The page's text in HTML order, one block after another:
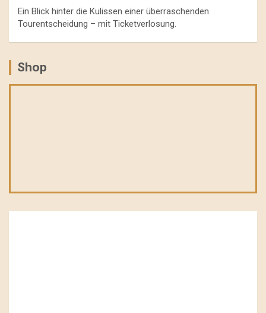
Ein Blick hinter die Kulissen einer überraschenden
Tourentscheidung – mit Ticketverlosung.
Shop